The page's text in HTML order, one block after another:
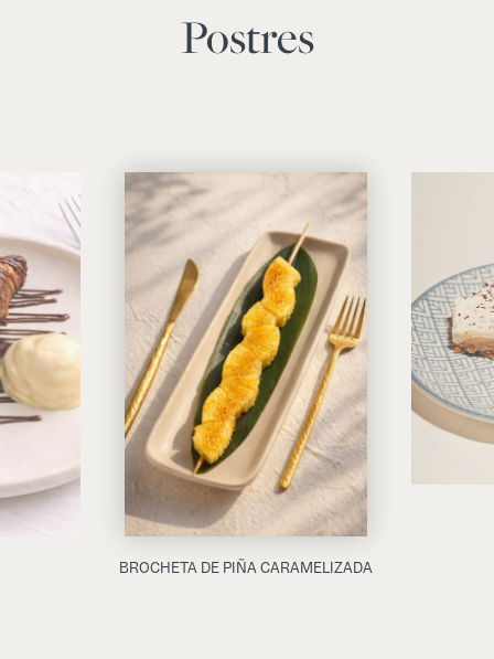
Postres
BROCHETA DE PIÑA CARAMELIZADA